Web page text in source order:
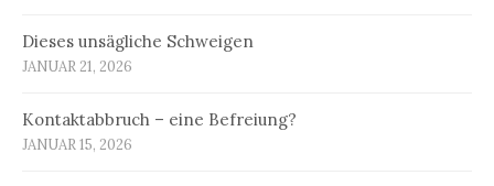
Dieses unsägliche Schweigen
JANUAR 21, 2026
Kontaktabbruch – eine Befreiung?
JANUAR 15, 2026